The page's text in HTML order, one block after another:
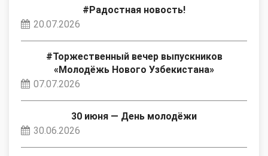
#Радостная новость!
20.07.2026
#Торжественный вечер выпускников
«Молодёжь Нового Узбекистана»
07.07.2026
30 июня — День молодёжи
30.06.2026